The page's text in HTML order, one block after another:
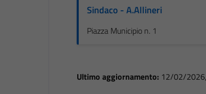
Sindaco - A.Allineri
Piazza Municipio n. 1
Ultimo aggiornamento: 12/02/